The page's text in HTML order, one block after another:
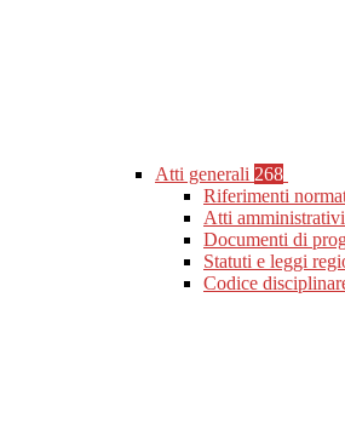
Atti generali 268
Riferimenti
Atti
Documenti di
Statuti e leggi
Codice